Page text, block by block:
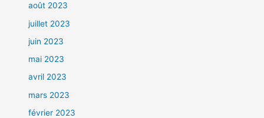
août 2023
juillet 2023
juin 2023
mai 2023
avril 2023
mars 2023
février 2023